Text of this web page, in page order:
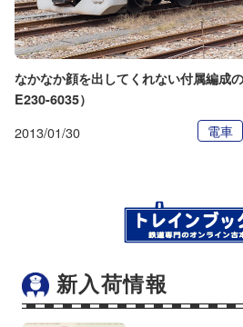
なかなか顔を出してくれない付属編成
E230-6035）
2013/01/30 電車
新入荷情報